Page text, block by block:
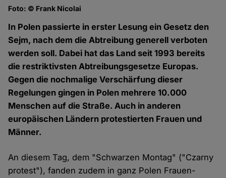
Foto: © Frank Nicolai
In Polen passierte in erster Lesung ein Gesetz den
Sejm, nach dem die Abtreibung generell verboten
werden soll. Dabei hat das Land seit 1993 bereits
die restriktivsten Abtreibungsgesetze Europas.
Gegen die nochmalige Verschärfung dieser
Regelungen gingen in Polen mehrere 10.000
Menschen auf die Straße. Auch in anderen
europäischen Ländern protestierten Frauen und
Männer.
An diesem Tag, dem "Schwarzen Montag" ("Czarny
protest"), fanden zudem in ganz Polen Frauen-